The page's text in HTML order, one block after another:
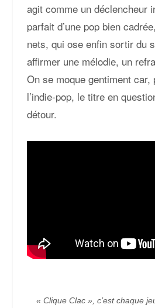
agit comme un déclencheur
parfait d’une pop bien
nets, qui ose enfin sortir du
affirmer une mélodie, un
On se moque gentiment car,
l’indie-pop, le titre en
détour.
« Clique Clac », c’est chaque